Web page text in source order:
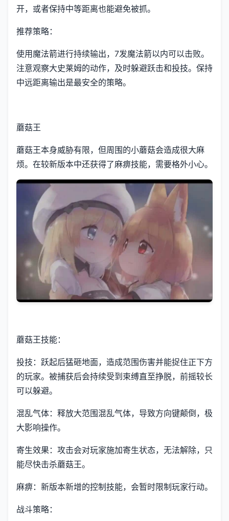
开，或者保持中等距离也能避免被抓。
推荐策略：
使用魔法箭进行持续输出，7发魔法箭以内可以击败。
注意观察大史莱姆的动作，及时躲避跃击和投技。保持
中远距离输出是最安全的策略。
蘑菇王
蘑菇王本身威胁有限，但周围的小蘑菇会造成很大麻
烦。在较新版本中还获得了麻痹技能，需要格外小心。
蘑菇王技能：
投技：跃起后猛砸地面，造成范围伤害并能捉住正下方
的玩家。被捕获后会持续受到束缚直至挣脱，前摇较长
可以躲避。
混乱气体：释放大范围混乱气体，导致方向键颠倒，极
大影响操作。
寄生效果：攻击会对玩家施加寄生状态，无法解除，只
能尽快击杀蘑菇王。
麻痹：新版本新增的控制技能，会暂时限制玩家行动。
战斗策略：